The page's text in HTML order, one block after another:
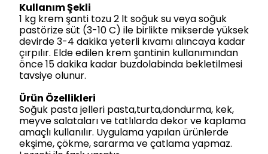
Kullanım Şekli
1 kg krem şanti tozu 2 lt soğuk su veya soğuk
pastörize süt (3-10 C) ile birlikte mikserde yüksek
devirde 3-4 dakika yeterli kıvamı alıncaya kadar
çırpılır. Elde edilen krem şantinin kullanımından
önce 15 dakika kadar buzdolabinda bekletilmesi
tavsiye olunur.
Ürün Özellikleri
Soğuk pasta jelleri pasta,turta,dondurma, kek,
meyve salataları ve tatlılarda dekor ve kaplama
amaçlı kullanılır. Uygulama yapılan ürünlerde
ekşime, çökme, sararma ve çatlama yapmaz.